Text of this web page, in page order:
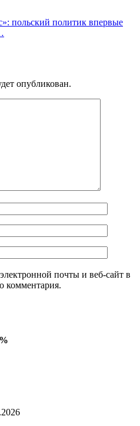
польский политик впервые
опубликован.
почты и веб-сайт в
комментария.